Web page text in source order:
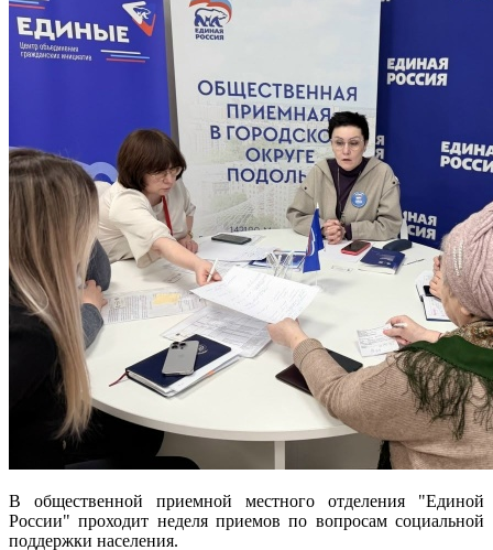
В общественной приемной местного отделения "Единой
России" проходит неделя приемов по вопросам социальной
поддержки населения.